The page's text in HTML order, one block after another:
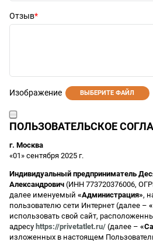
Отзыв
Изображение ВЫБЕРИТЕ ФАЙЛ
ПОЛЬЗОВАТЕЛЬСКОЕ
г. Москва
«01» сентября 2025 г.
Индивидуальный предприниматель
Александрович (ИНН 773720376006,
далее именуемый «Администрация»,
пользователю сети Интернет (далее –
использовать свой сайт,
адресу https://privetatlet.ru/ (далее –
изложенных в настоящем